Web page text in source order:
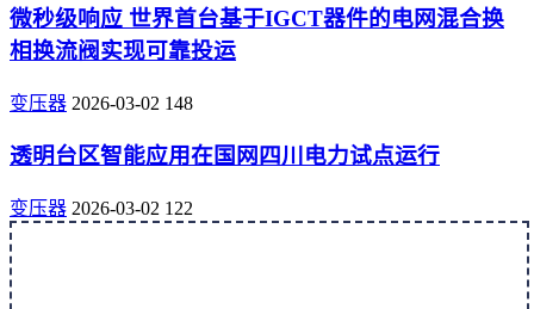
微秒级响应 世界首台基于IGCT器件的电网混合换
相换流阀实现可靠投运
变压器 2026-03-02 148
透明台区智能应用在国网四川电力试点运行
变压器 2026-03-02 122